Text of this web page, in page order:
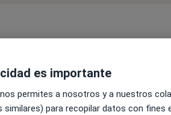
tu tratamiento sin salir de
es importante
permites a nosotros y a nuestros
similares) para recopilar datos con